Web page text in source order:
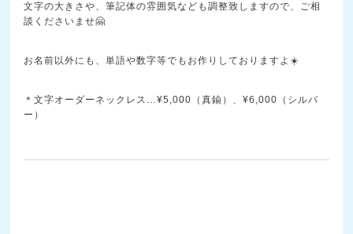
文字の大きさや、筆記体の雰囲気なども調整致しますので、ご相
談くださいませ🤗
お名前以外にも、単語や数字等でもお作りしておりますよ☀️
＊文字オーダーネックレス…¥5,000（真鍮）、¥6,000（シルバ
ー）